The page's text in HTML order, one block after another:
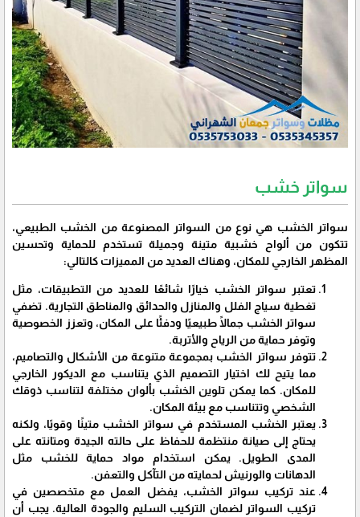
سواتر خشب
سواتر الخشب هي نوع من السواتر المصنوعة من الخشب الطبيعي،
تتكون من ألواح خشبية متينة وجميلة تستخدم للحماية وتحسين
المظهر الخارجي للمكان، وهناك العديد من المميزات كالتالي:
تعتبر سواتر الخشب خيارًا شائعًا للعديد من التطبيقات، مثل
تغطية سياج الفلل والمنازل والحدائق والمناطق التجارية. تضفي
سواتر الخشب جمالًا طبيعيًا ودفئًا على المكان، وتعزز الخصوصية
وتوفر حماية من الرياح والأتربة.
تتوفر سواتر الخشب بمجموعة متنوعة من الأشكال والتصاميم،
مما يتيح لك اختيار التصميم الذي يتناسب مع الديكور الخارجي
للمكان. كما يمكن تلوين الخشب بألوان مختلفة لتناسب ذوقك
الشخصي وتتناسب مع بيئة المكان.
يعتبر الخشب المستخدم في سواتر الخشب متينًا وقويًا، ولكنه
يحتاج إلى صيانة منتظمة للحفاظ على حالته الجيدة ومتانته على
المدى الطويل. يمكن استخدام مواد حماية للخشب مثل
الدهانات والورنيش لحمايته من التآكل والتعفن.
عند تركيب سواتر الخشب، يفضل العمل مع متخصصين في
تركيب السواتر لضمان التركيب السليم والجودة العالية. يجب أن